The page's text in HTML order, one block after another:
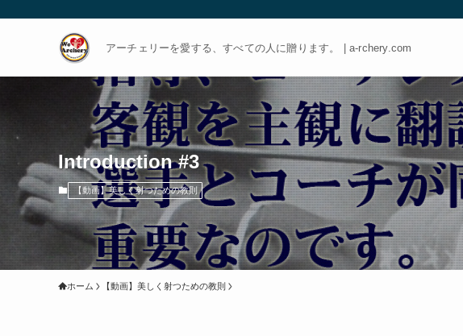
アーチェリーを愛する、すべての人に贈ります。 | a-rchery.com
Introduction #3
【動画】美しく射つための教則
ホーム 【動画】美しく射つための教則